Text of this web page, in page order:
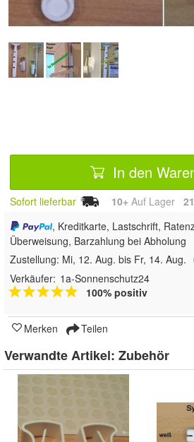
In den
Sofort lieferbar 10+ Auf Lager 21
, Kreditkarte, Lastschrift,
Überweisung, Barzahlung bei Abholung
Zustellung: Mi, 12. Aug. bis Fr, 14. Aug.
Verkäufer: 1a-Sonnenschutz24
100% positiv
Merken Teilen
Verwandte Artikel: Zubehör